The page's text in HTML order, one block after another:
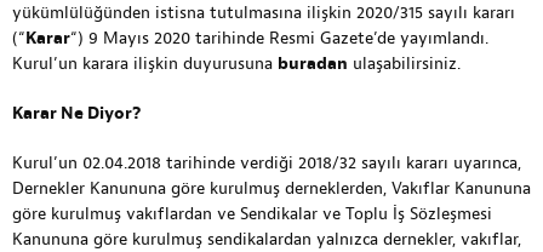
yükümlülüğünden istisna tutulmasına ilişkin 2020/315 sayılı kararı
(“Karar“) 9 Mayıs 2020 tarihinde Resmi Gazete’de yayımlandı.
Kurul’un karara ilişkin duyurusuna buradan ulaşabilirsiniz.
Karar Ne Diyor?
Kurul’un 02.04.2018 tarihinde verdiği 2018/32 sayılı kararı uyarınca,
Dernekler Kanununa göre kurulmuş derneklerden, Vakıflar Kanununa
göre kurulmuş vakıflardan ve Sendikalar ve Toplu İş Sözleşmesi
Kanununa göre kurulmuş sendikalardan yalnızca dernekler, vakıflar,